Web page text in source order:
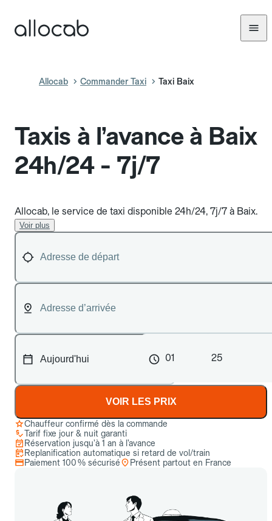
Allocab Commander Taxi Taxi Baix
Taxis à l’avance à Baix
24h/24 - 7j/7
Allocab, le service de taxi disponible 24h/24, 7j/7 à Baix.
Voir plus
01 25
VOIR LES PRIX
Chauffeur confirmé dès la commande
Tarif fixe jour & nuit garanti
Réservation jusqu’à 1 an à l’avance
Replanification automatique si retard de vol/train
Paiement 100 % sécurisé
Présent partout en France